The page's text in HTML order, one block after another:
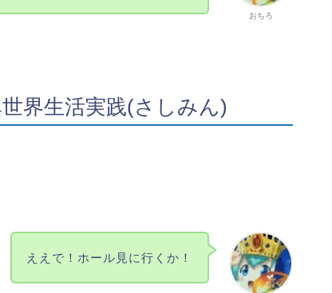
おちろ
界生活実践(さしみん)
ええで！ホール見に行くか！